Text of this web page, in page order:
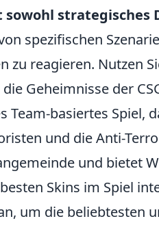
strategisches
spezifischen
zu reagieren. Nutzen
Geheimnisse der
Team-basiertes Spiel,
und die Anti-
und bietet
Skins im Spiel
um die beliebtesten